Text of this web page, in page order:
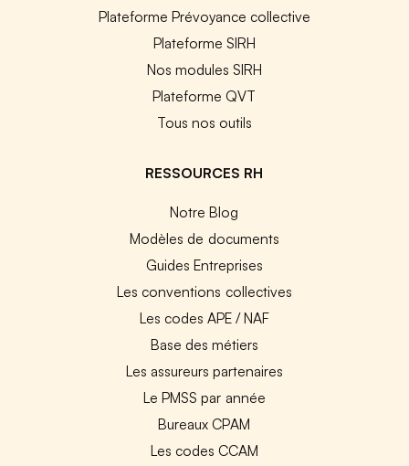
Plateforme Prévoyance collective
Plateforme SIRH
Nos modules SIRH
Plateforme QVT
Tous nos outils
RESSOURCES RH
Notre Blog
Modèles de documents
Guides Entreprises
Les conventions collectives
Les codes APE / NAF
Base des métiers
Les assureurs partenaires
Le PMSS par année
Bureaux CPAM
Les codes CCAM